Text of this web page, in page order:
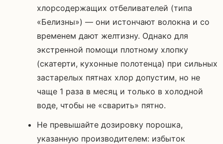
хлорсодержащих отбеливателей (типа
«Белизны») — они истончают волокна и со
временем дают желтизну. Однако для
экстренной помощи плотному хлопку
(скатерти, кухонные полотенца) при сильных
застарелых пятнах хлор допустим, но не
чаще 1 раза в месяц и только в холодной
воде, чтобы не «сварить» пятно.
Не превышайте дозировку порошка,
указанную производителем: избыток